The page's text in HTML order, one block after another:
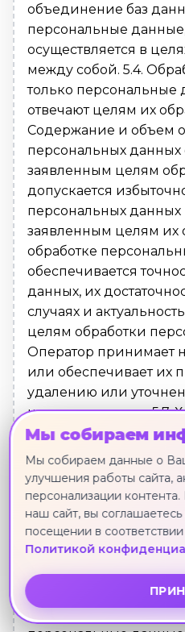
Мы собираем
Мы собираем данные о
улучшения работы сайта,
персонализации
наш сайт, вы
посещении в
Политикой